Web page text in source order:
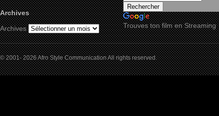
Archives
Archives
Trouves ton film en Streaming
© 2001- 2026 Afro Style Communication All rights reserved.